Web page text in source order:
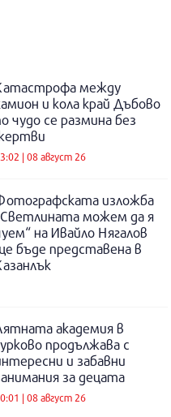
между
и кола край Дъбово
чудо се размина без
| 08 август 26
изложба
можем да я
на Ивайло Нягалов
бъде представена в
академия в
продължава с
и забавни
за децата
| 08 август 26